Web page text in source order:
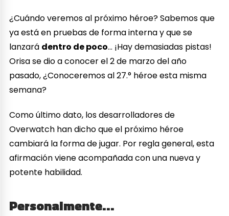
¿Cuándo veremos al próximo héroe? Sabemos que
ya está en pruebas de forma interna y que se
lanzará dentro de poco… ¡Hay demasiadas pistas!
Orisa se dio a conocer el 2 de marzo del año
pasado, ¿Conoceremos al 27.° héroe esta misma
semana?
Como último dato, los desarrolladores de
Overwatch han dicho que el próximo héroe
cambiará la forma de jugar. Por regla general, esta
afirmación viene acompañada con una nueva y
potente habilidad.
Personalmente…